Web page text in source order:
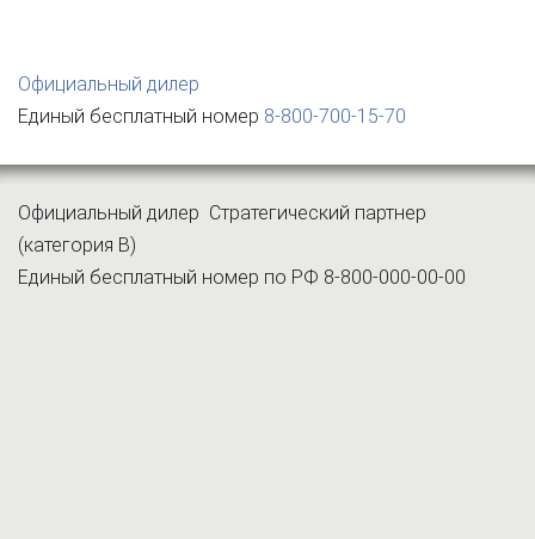
Официальный дилер
Единый бесплатный номер 8-800-700-15-70
Официальный дилер Стратегический партнер
(категория B)
Единый бесплатный номер по РФ 8-800-000-00-00